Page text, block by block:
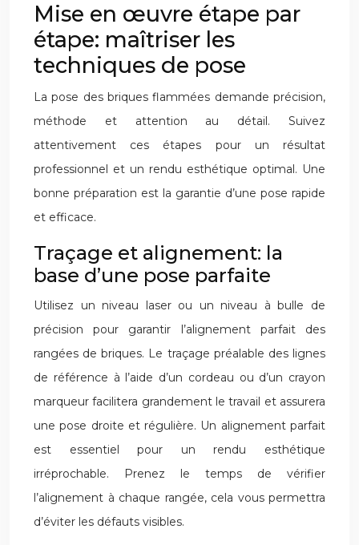
Mise en œuvre étape par
étape: maîtriser les
techniques de pose
La pose des briques flammées demande précision,
méthode et attention au détail. Suivez
attentivement ces étapes pour un résultat
professionnel et un rendu esthétique optimal. Une
bonne préparation est la garantie d’une pose rapide
et efficace.
Traçage et alignement: la
base d’une pose parfaite
Utilisez un niveau laser ou un niveau à bulle de
précision pour garantir l’alignement parfait des
rangées de briques. Le traçage préalable des lignes
de référence à l’aide d’un cordeau ou d’un crayon
marqueur facilitera grandement le travail et assurera
une pose droite et régulière. Un alignement parfait
est essentiel pour un rendu esthétique
irréprochable. Prenez le temps de vérifier
l’alignement à chaque rangée, cela vous permettra
d’éviter les défauts visibles.